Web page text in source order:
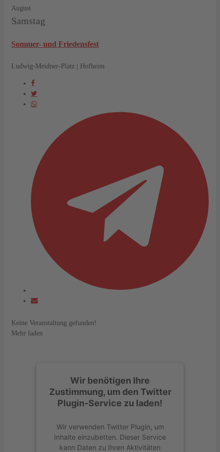
August
Samstag
Sommer- und Friedensfest
Ludwig-Meidner-Platz | Hofheim
Keine Veranstaltung gefunden!
Mehr laden
Wir benötigen Ihre
Zustimmung, um den Twitter
Plugin-Service zu laden!
Wir verwenden Twitter Plugin, um
Inhalte einzubetten. Dieser Service
kann Daten zu Ihren Aktivitäten